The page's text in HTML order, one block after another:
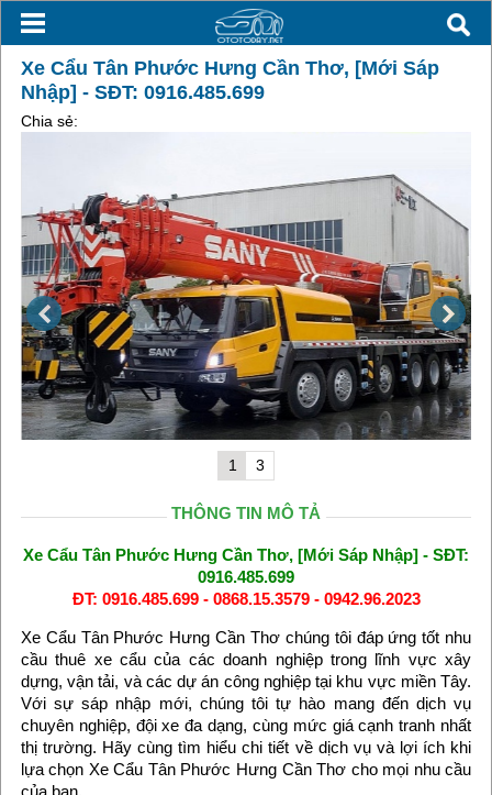
Xe Cẩu Tân Phước Hưng Cần Thơ, [Mới Sáp
Nhập] - SĐT: 0916.485.699
Chia sẻ:
1 3
THÔNG TIN MÔ TẢ
Xe Cẩu Tân Phước Hưng Cần Thơ, [Mới Sáp Nhập] - SĐT:
0916.485.699
ĐT: 0916.485.699 - 0868.15.3579 - 0942.96.2023
Xe Cẩu Tân Phước Hưng Cần Thơ chúng tôi đáp ứng tốt nhu
cầu thuê xe cẩu của các doanh nghiệp trong lĩnh vực xây
dựng, vận tải, và các dự án công nghiệp tại khu vực miền Tây.
Với sự sáp nhập mới, chúng tôi tự hào mang đến dịch vụ
chuyên nghiệp, đội xe đa dạng, cùng mức giá cạnh tranh nhất
thị trường. Hãy cùng tìm hiểu chi tiết về dịch vụ và lợi ích khi
lựa chọn Xe Cẩu Tân Phước Hưng Cần Thơ cho mọi nhu cầu
của bạn.